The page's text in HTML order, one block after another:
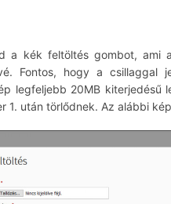
a kék feltöltés gombot,
Fontos, hogy a csillaggal
legfeljebb 20MB kiterjedésű
1. után törlődnek. Az alábbi